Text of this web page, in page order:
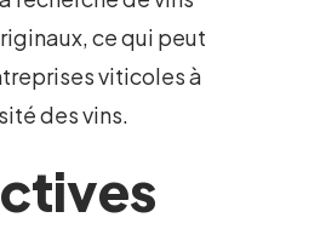
ce qui peut
viticoles à
des vins.